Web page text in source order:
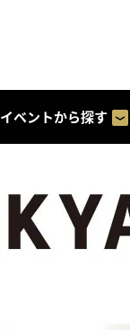
イベントから探す